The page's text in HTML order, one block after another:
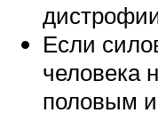
Если
человека
половым